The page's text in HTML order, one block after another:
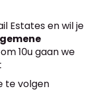
Estates en wil je
10u gaan we
te volgen